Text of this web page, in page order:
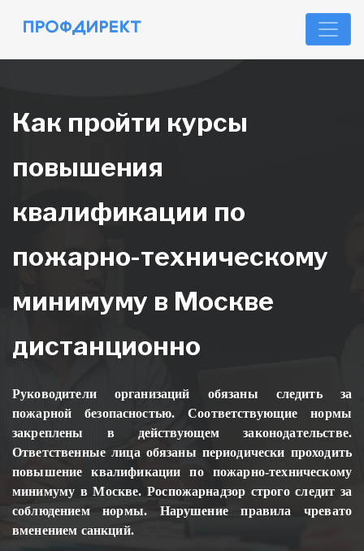
Как пройти курсы
повышения
квалификации по
пожарно-техническому
минимуму в Москве
дистанционно
Руководители организаций обязаны следить за
пожарной безопасностью. Соответствующие нормы
закреплены в действующем законодательстве.
Ответственные лица обязаны периодически проходить
повышение квалификации по пожарно-техническому
минимуму в Москве. Роспожарнадзор строго следит за
соблюдением нормы. Нарушение правила чревато
вменением санкций.